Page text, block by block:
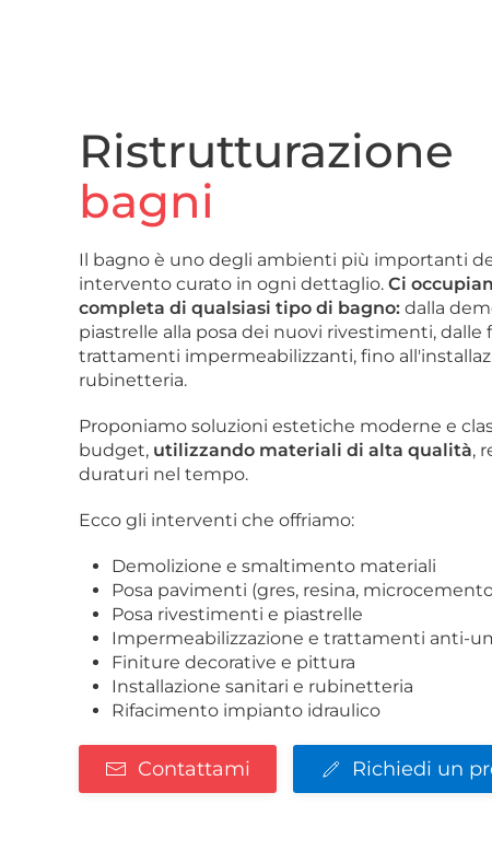
Ristrutturazione
bagni
Il bagno è uno degli ambienti più importanti
intervento curato in ogni dettaglio. Ci
completa di qualsiasi tipo di bagno: dalla
piastrelle alla posa dei nuovi rivestimenti, dalle
trattamenti impermeabilizzanti, fino
rubinetteria.
Proponiamo soluzioni estetiche moderne e
budget, utilizzando materiali di alta qualità,
duraturi nel tempo.
Ecco gli interventi che offriamo:
Demolizione e smaltimento materiali
Posa pavimenti (gres, resina,
Posa rivestimenti e piastrelle
Impermeabilizzazione e trattamenti anti-
Finiture decorative e pittura
Installazione sanitari e rubinetteria
Rifacimento impianto idraulico
Contattami Richiedi un